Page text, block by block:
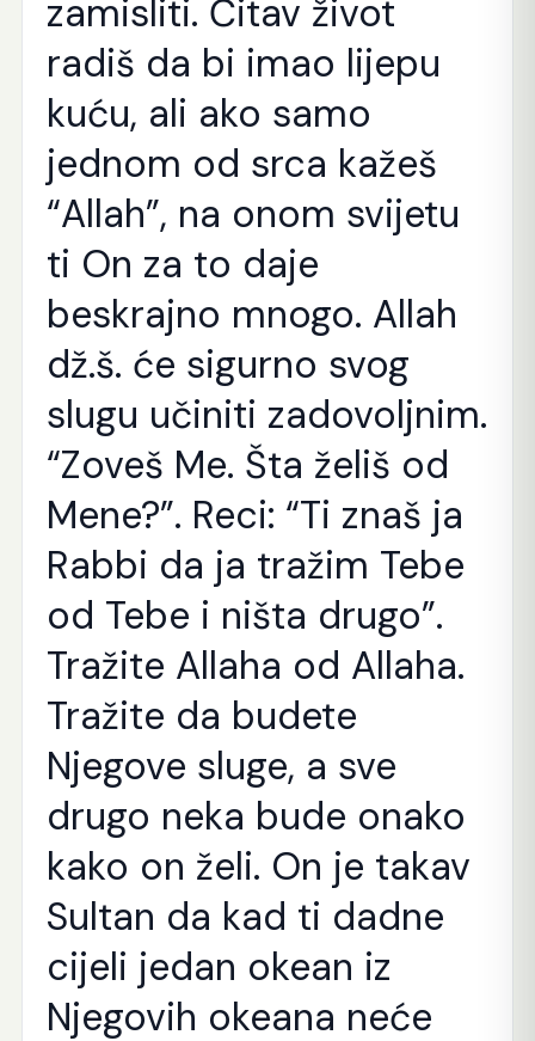
zamisliti. Čitav život
radiš da bi imao lijepu
kuću, ali ako samo
jednom od srca kažeš
“Allah”, na onom svijetu
ti On za to daje
beskrajno mnogo. Allah
dž.š. će sigurno svog
slugu učiniti zadovoljnim.
“Zoveš Me. Šta želiš od
Mene?”. Reci: “Ti znaš ja
Rabbi da ja tražim Tebe
od Tebe i ništa drugo”.
Tražite Allaha od Allaha.
Tražite da budete
Njegove sluge, a sve
drugo neka bude onako
kako on želi. On je takav
Sultan da kad ti dadne
cijeli jedan okean iz
Njegovih okeana neće